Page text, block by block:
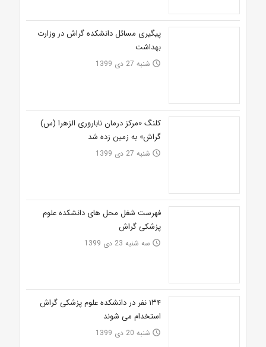
پیگیری مسائل دانشکده گراش در وزارت
بهداشت
access_time شنبه 27 دی 1399
کلنگ «مرکز درمان ناباروری الزهرا (س)
گراش» به زمین زده شد
access_time شنبه 27 دی 1399
فهرست شغل محل های دانشکده علوم
پزشکی گراش
access_time سه شنبه 23 دی 1399
۱۳۴ نفر در دانشکده علوم پزشکی گراش
استخدام می شوند
access_time شنبه 20 دی 1399